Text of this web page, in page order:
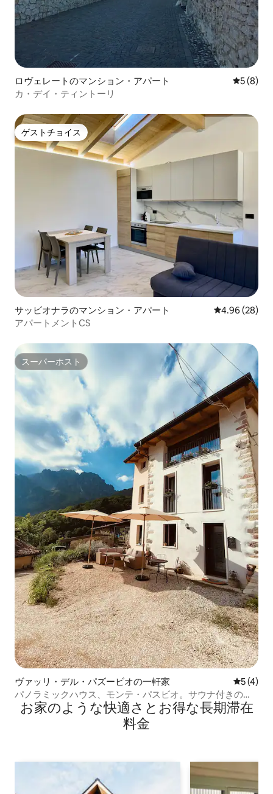
ロヴェレートのマンション・アパート レビュー
5 (8)
カ・デイ・ティントーリ
ゲストチョイス
ゲストチョイス
サッビオナラのマンション・アパート レビュー28
4.96 (28)
アパートメントCS
スーパーホスト
スーパーホスト
ヴァッリ・デル・パズービオの一軒家 レビュー
5 (4)
パノラミックハウス、モンテ・パスビオ。サウナ付きの
家。LT。
お家のような快⁠適⁠さ⁠とお⁠得⁠な長⁠期⁠滞⁠在
料⁠金